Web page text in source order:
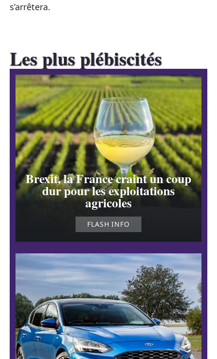
s’arrêtera.
Les plus plébiscités
Brexit, la France craint un coup
dur pour les exploitations
agricoles
FLASH INFO